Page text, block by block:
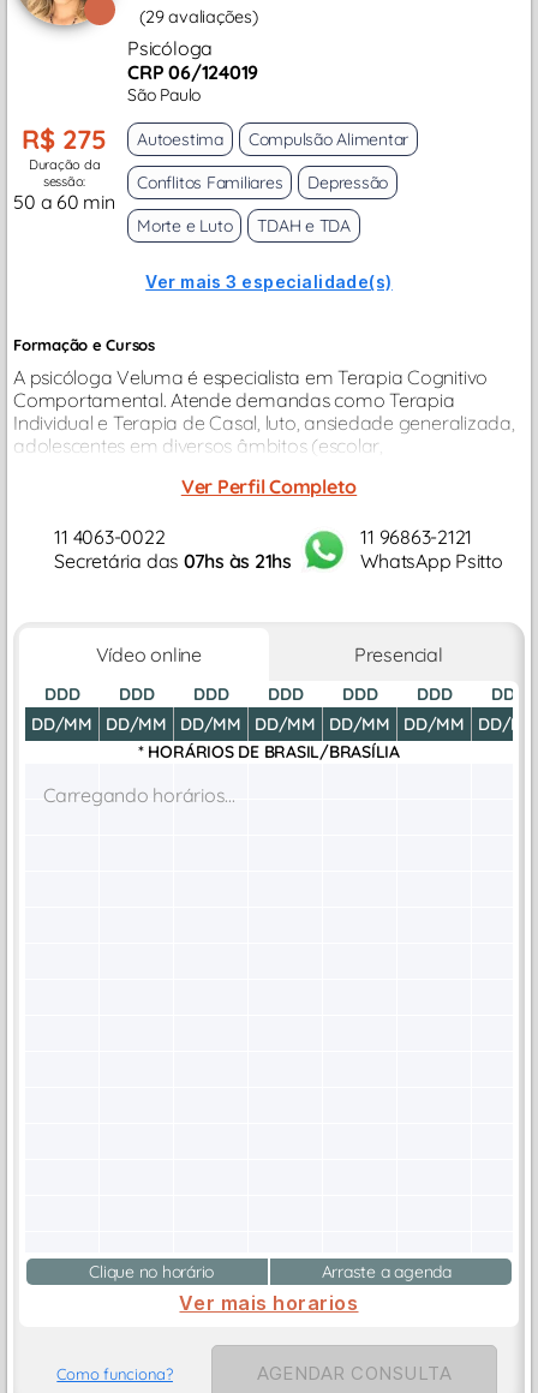
(29 avaliações)
Psicóloga
CRP 06/124019
São Paulo
R$ 275
Duração da
sessão:
50 a 60 min
Autoestima
Compulsão Alimentar
Conflitos Familiares
Depressão
Morte e Luto
TDAH e TDA
Ver mais 3 especialidade(s)
Formação e Cursos
A psicóloga Veluma é especialista em Terapia Cognitivo
Comportamental. Atende demandas como Terapia
Individual e Terapia de Casal, luto, ansiedade generalizada,
adolescentes em diversos âmbitos (escolar,
conflitos próprios da idade).Ver Perfil Completo
11 4063-0022
Secretária das 07hs às 21hs
11 96863-2121
WhatsApp Psitto
Vídeo online Presencial
DDD
DD/MM
DDD
DD/MM
DDD
DD/MM
DDD
DD/MM
DDD
DD/MM
DDD
DD/MM
DDD
DD/MM
* HORÁRIOS DE BRASIL/BRASÍLIA
Carregando horários...
Clique no horário Arraste a agenda
Ver mais horarios
Como funciona? AGENDAR CONSULTA